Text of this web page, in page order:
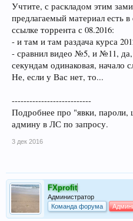
Учтите, с раскладом этим
предлагаемый материал есть
ссылке торрента с 08.2016:
- и там и там раздача курса
- сравнил видео №5, и №11,
секундам одинаковая, начало
Не, если у Вас нет, то...
---------------------------
Подробнее про "явки,
админу в ЛС по запросу.
3 дек 2016
FXprofit
Администратор
Команда форума